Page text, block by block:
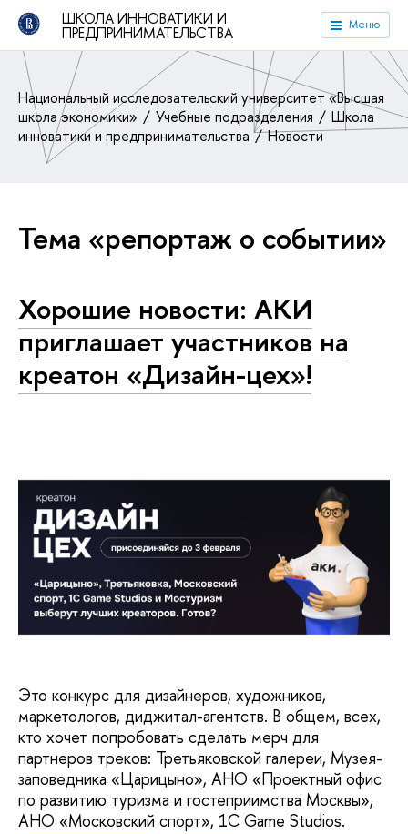
ШКОЛА ИННОВАТИКИ И
ПРЕДПРИНИМАТЕЛЬСТВА Меню
Национальный исследовательский университет «Высшая
школа экономики»
Учебные подразделения
Школа
инноватики и предпринимательства
Новости
Тема «репортаж о событии»
Хорошие новости: АКИ
приглашает участников на
креатон «Дизайн-цех»!
Это конкурс для дизайнеров, художников,
маркетологов, диджитал-агентств. В общем, всех,
кто хочет попробовать сделать мерч для
партнеров треков: Третьяковской галереи, Музея-
заповедника «Царицыно», АНО «Проектный офис
по развитию туризма и гостеприимства Москвы»,
АНО «Московский спорт», 1С Game Studios.